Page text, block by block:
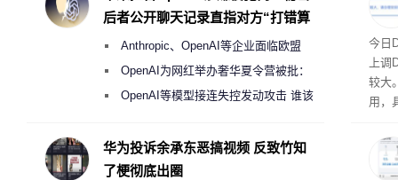
将
今日
上
较大
用，
后者公开聊天记录直指对方“打错算
Anthropic、OpenAI等企业面临欧盟
《人工智能法案》全新执法权限审查
OpenAI为网红举办奢华夏令营被批：
2000美元一晚 遭讽“反乌托邦”
OpenAI等模型接连失控发动攻击 谁该
华为投诉余承东恶搞视频 反致竹知
了梗彻底出圈